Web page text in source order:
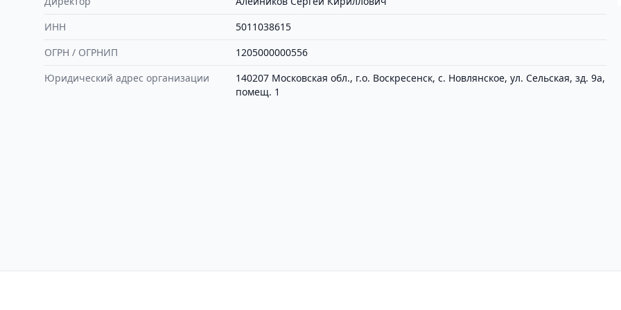
ИНН
5011038615
ОГРН / ОГРНИП
1205000000556
Юридический адрес организации
140207 Московская обл., г.о. Воскресенск, с. Новлянское, ул. Сельская, зд. 9а,
помещ. 1